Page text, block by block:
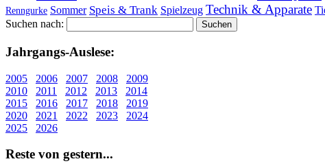
Renngurke Sommer Speis & Trank Spielzeug Technik & Apparate
Suchen nach:
Jahr­gangs-Aus­le­se:
2005 2006 2007 2008
2009
2010
2011 2012 2013
2014
2015
2016 2017 2018
2019
2020
2021 2022 2023
2024
2025
2026
Re­ste von ge­stern...